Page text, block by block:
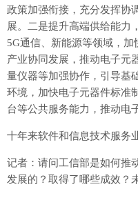
政策加强衔接，充分发挥协
展。二是提升高端供给能力
5G通信、新能源等领域，
产业协同发展，推动电子元
量仪器等加强协作，引导基
环境，加快电子元器件标准
台等公共服务能力，推动电
十年来软件和信息技术服务
记者：请问工信部是如何推
发展的？取得了哪些成效？